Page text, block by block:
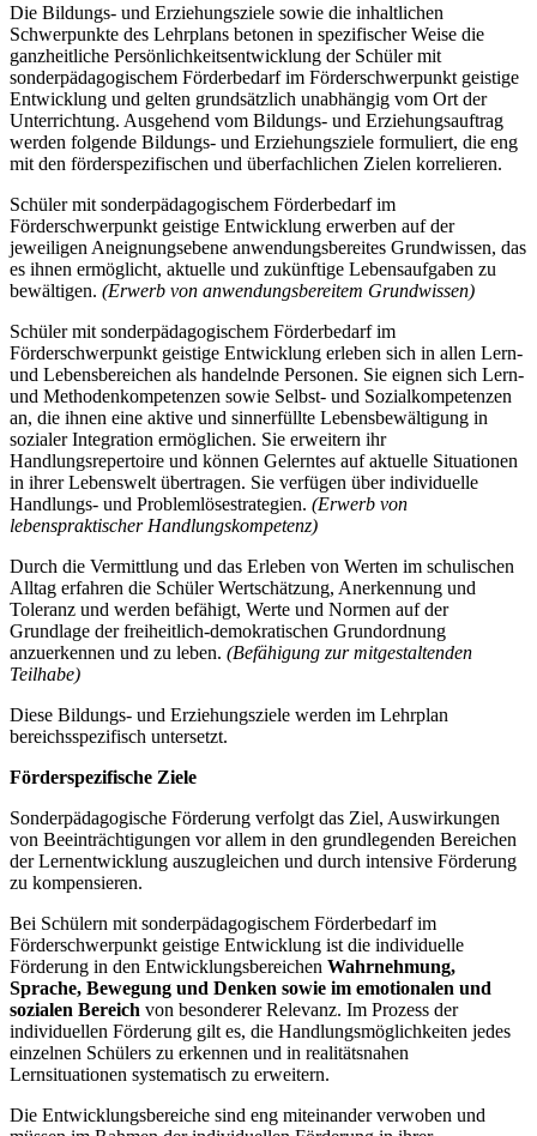
Die Bildungs- und Erziehungsziele sowie die inhaltlichen
Schwerpunkte des Lehrplans betonen in spezifischer Weise die
ganzheitliche Persönlichkeitsentwicklung der Schüler mit
sonderpädagogischem Förderbedarf im Förderschwerpunkt geistige
Entwicklung und gelten grundsätzlich unabhängig vom Ort der
Unterrichtung. Ausgehend vom Bildungs- und Erziehungsauftrag
werden folgende Bildungs- und Erziehungsziele formuliert, die eng
mit den förderspezifischen und überfachlichen Zielen korrelieren.
Schüler mit sonderpädagogischem Förderbedarf im
Förderschwerpunkt geistige Entwicklung erwerben auf der
jeweiligen Aneignungsebene anwendungsbereites Grundwissen, das
es ihnen ermöglicht, aktuelle und zukünftige Lebensaufgaben zu
bewältigen. (Erwerb von anwendungsbereitem Grundwissen)
Schüler mit sonderpädagogischem Förderbedarf im
Förderschwerpunkt geistige Entwicklung erleben sich in allen Lern-
und Lebensbereichen als handelnde Personen. Sie eignen sich Lern-
und Methodenkompetenzen sowie Selbst- und Sozialkompetenzen
an, die ihnen eine aktive und sinnerfüllte Lebensbewältigung in
sozialer Integration ermöglichen. Sie erweitern ihr
Handlungsrepertoire und können Gelerntes auf aktuelle Situationen
in ihrer Lebenswelt übertragen. Sie verfügen über individuelle
Handlungs- und Problemlösestrategien. (Erwerb von
lebenspraktischer Handlungskompetenz)
Durch die Vermittlung und das Erleben von Werten im schulischen
Alltag erfahren die Schüler Wertschätzung, Anerkennung und
Toleranz und werden befähigt, Werte und Normen auf der
Grundlage der freiheitlich-demokratischen Grundordnung
anzuerkennen und zu leben. (Befähigung zur mitgestaltenden
Teilhabe)
Diese Bildungs- und Erziehungsziele werden im Lehrplan
bereichsspezifisch untersetzt.
Förderspezifische Ziele
Sonderpädagogische Förderung verfolgt das Ziel, Auswirkungen
von Beeinträchtigungen vor allem in den grundlegenden Bereichen
der Lernentwicklung auszugleichen und durch intensive Förderung
zu kompensieren.
Bei Schülern mit sonderpädagogischem Förderbedarf im
Förderschwerpunkt geistige Entwicklung ist die individuelle
Förderung in den Entwicklungsbereichen Wahrnehmung,
Sprache, Bewegung und Denken sowie im emotionalen und
sozialen Bereich von besonderer Relevanz. Im Prozess der
individuellen Förderung gilt es, die Handlungsmöglichkeiten jedes
einzelnen Schülers zu erkennen und in realitätsnahen
Lernsituationen systematisch zu erweitern.
Die Entwicklungsbereiche sind eng miteinander verwoben und